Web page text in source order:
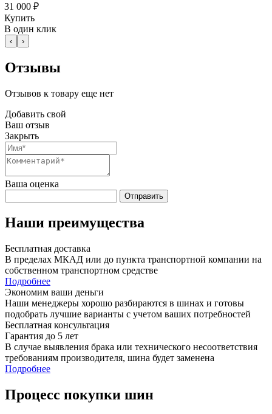
31 000 ₽
Купить
В один клик
‹ ›
Отзывы
Отзывов к товару еще нет
Добавить свой
Ваш отзыв
Закрыть
Ваша оценка
Отправить
Наши преимущества
Бесплатная доставка
В пределах МКАД или до пункта транспортной компании на
собственном транспортном средстве
Подробнее
Экономим ваши деньги
Наши менеджеры хорошо разбираются в шинах и готовы
подобрать лучшие варианты с учетом ваших потребностей
Бесплатная консультация
Гарантия до 5 лет
В случае выявления брака или технического несоответствия
требованиям производителя, шина будет заменена
Подробнее
Процесс покупки шин